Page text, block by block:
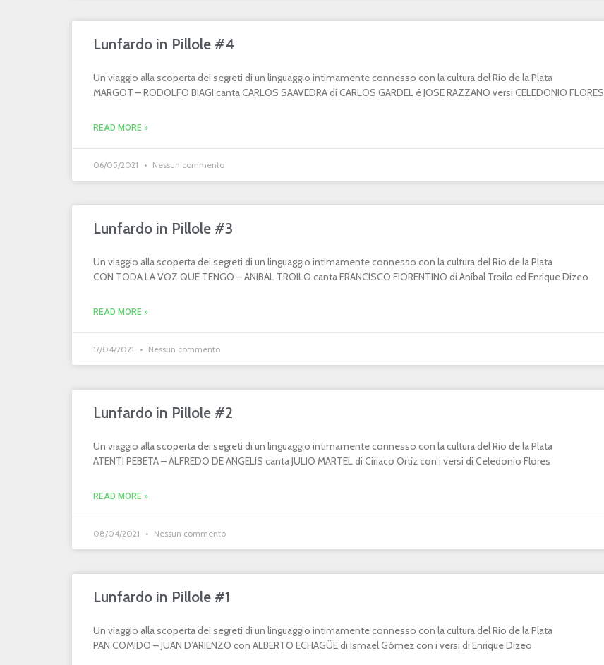
Lunfardo in Pillole #4
Un viaggio alla scoperta dei segreti di un linguaggio intimamente connesso con la cultura del Rio de la Plata
MARGOT – RODOLFO BIAGI canta CARLOS SAAVEDRA di CARLOS GARDEL é JOSE RAZZANO versi CELEDONIO FLORES
READ MORE »
06/05/2021 Nessun commento
Lunfardo in Pillole #3
Un viaggio alla scoperta dei segreti di un linguaggio intimamente connesso con la cultura del Rio de la Plata
CON TODA LA VOZ QUE TENGO – ANIBAL TROILO canta FRANCISCO FIORENTINO di Aníbal Troilo ed Enrique Dizeo
READ MORE »
17/04/2021 Nessun commento
Lunfardo in Pillole #2
Un viaggio alla scoperta dei segreti di un linguaggio intimamente connesso con la cultura del Rio de la Plata
ATENTI PEBETA – ALFREDO DE ANGELIS canta JULIO MARTEL di Ciriaco Ortíz con i versi di Celedonio Flores
READ MORE »
08/04/2021 Nessun commento
Lunfardo in Pillole #1
Un viaggio alla scoperta dei segreti di un linguaggio intimamente connesso con la cultura del Rio de la Plata
PAN COMIDO – JUAN D’ARIENZO con ALBERTO ECHAGÜE di Ismael Gómez con i versi di Enrique Dizeo